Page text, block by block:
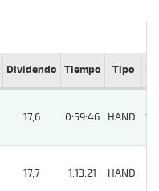
Dividendo Tiempo Tipo Lº
17,6 0:59:46 HAND. 13
17,7 1:13:21 HAND.